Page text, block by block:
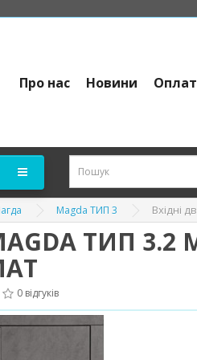
Про нас Новини
Magda ТИП 3 Вхідні
ТИП
0 відгуків